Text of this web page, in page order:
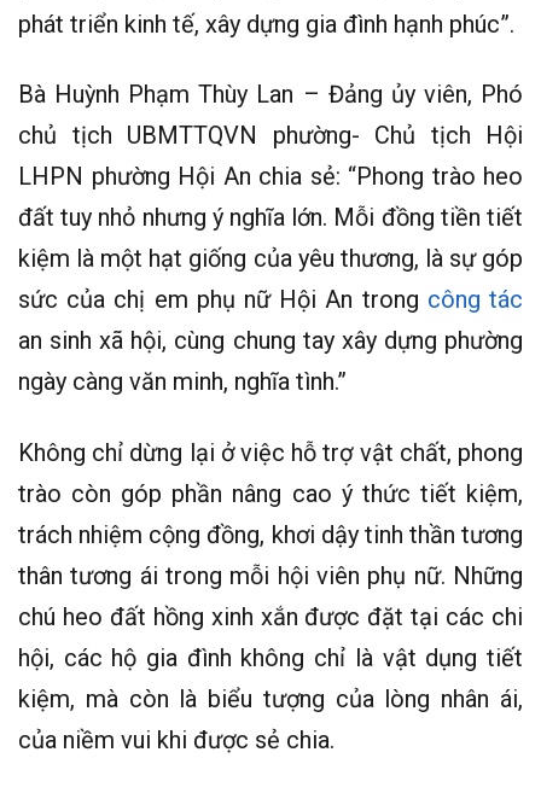
phát triển kinh tế, xây dựng gia đình hạnh phúc”.
Bà Huỳnh Phạm Thùy Lan – Đảng ủy viên, Phó
chủ tịch UBMTTQVN phường- Chủ tịch Hội
LHPN phường Hội An chia sẻ: “Phong trào heo
đất tuy nhỏ nhưng ý nghĩa lớn. Mỗi đồng tiền tiết
kiệm là một hạt giống của yêu thương, là sự góp
sức của chị em phụ nữ Hội An trong công tác
an sinh xã hội, cùng chung tay xây dựng phường
ngày càng văn minh, nghĩa tình.”
Không chỉ dừng lại ở việc hỗ trợ vật chất, phong
trào còn góp phần nâng cao ý thức tiết kiệm,
trách nhiệm cộng đồng, khơi dậy tinh thần tương
thân tương ái trong mỗi hội viên phụ nữ. Những
chú heo đất hồng xinh xắn được đặt tại các chi
hội, các hộ gia đình không chỉ là vật dụng tiết
kiệm, mà còn là biểu tượng của lòng nhân ái,
của niềm vui khi được sẻ chia.